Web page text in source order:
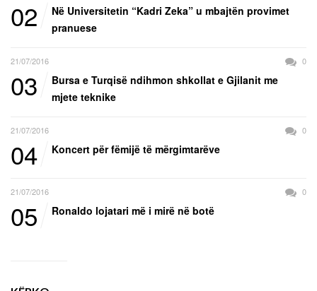
02
Në Universitetin “Kadri Zeka” u mbajtën provimet
pranuese
21/07/2016 0
03
Bursa e Turqisë ndihmon shkollat e Gjilanit me
mjete teknike
21/07/2016 0
04 Koncert për fëmijë të mërgimtarëve
21/07/2016 0
05 Ronaldo lojatari më i mirë në botë